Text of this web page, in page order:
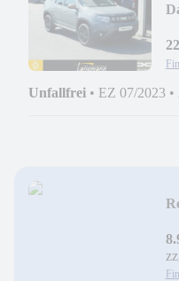
Unfallfrei • EZ 07/2023 •